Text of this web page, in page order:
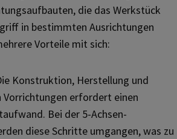
die das Werkstück
in bestimmten Ausrichtungen
Vorteile mit sich:
Konstruktion, Herstellung und
Vorrichtungen erfordert einen
Bei der 5-Achsen-
diese Schritte umgangen, was zu